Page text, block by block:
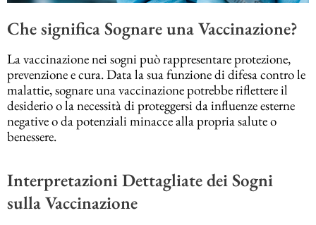
Che significa Sognare una Vaccinazione?
La vaccinazione nei sogni può rappresentare protezione,
prevenzione e cura. Data la sua funzione di difesa contro le
malattie, sognare una vaccinazione potrebbe riflettere il
desiderio o la necessità di proteggersi da influenze esterne
negative o da potenziali minacce alla propria salute o
benessere.
Interpretazioni Dettagliate dei Sogni
sulla Vaccinazione